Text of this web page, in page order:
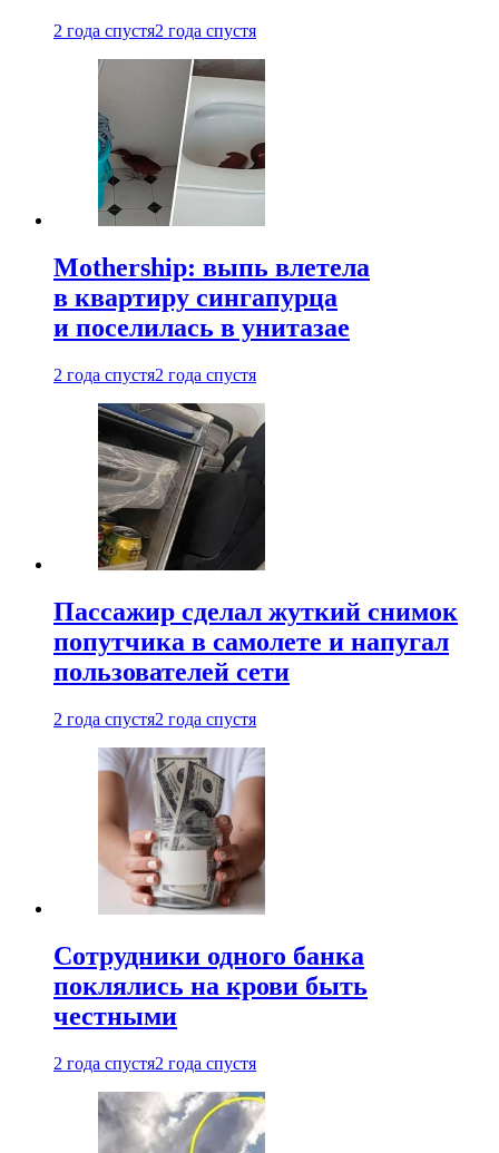
2 года спустя2 года спустя
Mothership: выпь влетела
в квартиру сингапурца
и поселилась в унитазае
2 года спустя2 года спустя
Пассажир сделал жуткий снимок
попутчика в самолете и напугал
пользователей сети
2 года спустя2 года спустя
Сотрудники одного банка
поклялись на крови быть
честными
2 года спустя2 года спустя